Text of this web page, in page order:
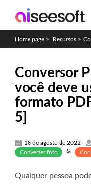
Home page > Recursos >
Conversor
você deve
formato
5]
18 de agosto de 2022
Converter foto
&
Qualquer pessoa